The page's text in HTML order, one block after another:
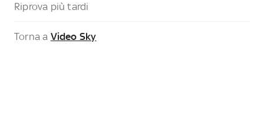
Riprova più tardi
Torna a Video Sky